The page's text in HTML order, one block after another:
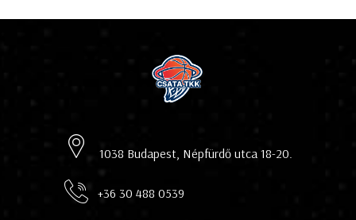
1038 Budapest, Népfürdő utca 18-20.
+36 30 488 0539